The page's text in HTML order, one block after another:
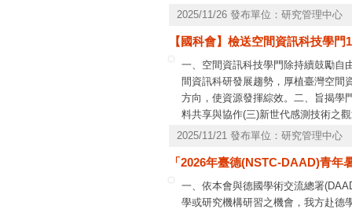
容疑問，請洽本會自然處，電話：
2025/11/26 發布單位：研究管理中心
【國科會】檢送空間資訊科技學
一、空間資訊科技學門除持續鼓勵自
間資訊科研發展趨勢，厚植臺灣空間
方向，使資源發揮綜效。二、旨揭學
料共享與協作(三)新世代感測技術之
由創新之科學探索計畫，不限於本主
2025/11/21 發布單位：研究管理中心
「2026年臺德(NSTC-DAAD)青
一、依本會與德國學術交流總署
學或研究機構研習之機會，我方赴德